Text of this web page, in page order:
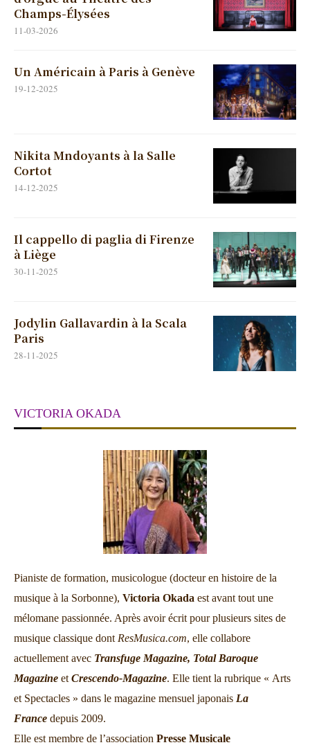
Champs-Élysées
11-03-2026
Un Américain à Paris à Genève
19-12-2025
Nikita Mndoyants à la Salle
Cortot
14-12-2025
Il cappello di paglia di Firenze
à Liège
30-11-2025
Jodylin Gallavardin à la Scala
Paris
28-11-2025
VICTORIA OKADA
Pianiste de formation, musicologue (docteur en histoire de la
musique à la Sorbonne), Victoria Okada est avant tout une
mélomane passionnée. Après avoir écrit pour plusieurs sites de
musique classique dont ResMusica.com, elle collabore
actuellement avec Transfuge Magazine, Total Baroque
Magazine et Crescendo-Magazine. Elle tient la rubrique « Arts
et Spectacles » dans le magazine mensuel japonais La
France depuis 2009.
Elle est membre de l’association Presse Musicale